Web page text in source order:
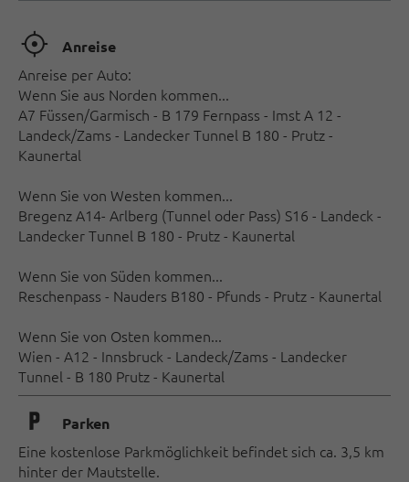
🞞 Anreise
Anreise per Auto:
Wenn Sie aus Norden kommen...
A7 Füssen/Garmisch - B 179 Fernpass - Imst A 12 -
Landeck/Zams - Landecker Tunnel B 180 - Prutz -
Kaunertal
Wenn Sie von Westen kommen...
Bregenz A14- Arlberg (Tunnel oder Pass) S16 - Landeck -
Landecker Tunnel B 180 - Prutz - Kaunertal
Wenn Sie von Süden kommen...
Reschenpass - Nauders B180 - Pfunds - Prutz - Kaunertal
Wenn Sie von Osten kommen...
Wien - A12 - Innsbruck - Landeck/Zams - Landecker
Tunnel - B 180 Prutz - Kaunertal
🐈 Parken
Eine kostenlose Parkmöglichkeit befindet sich ca. 3,5 km
hinter der Mautstelle.